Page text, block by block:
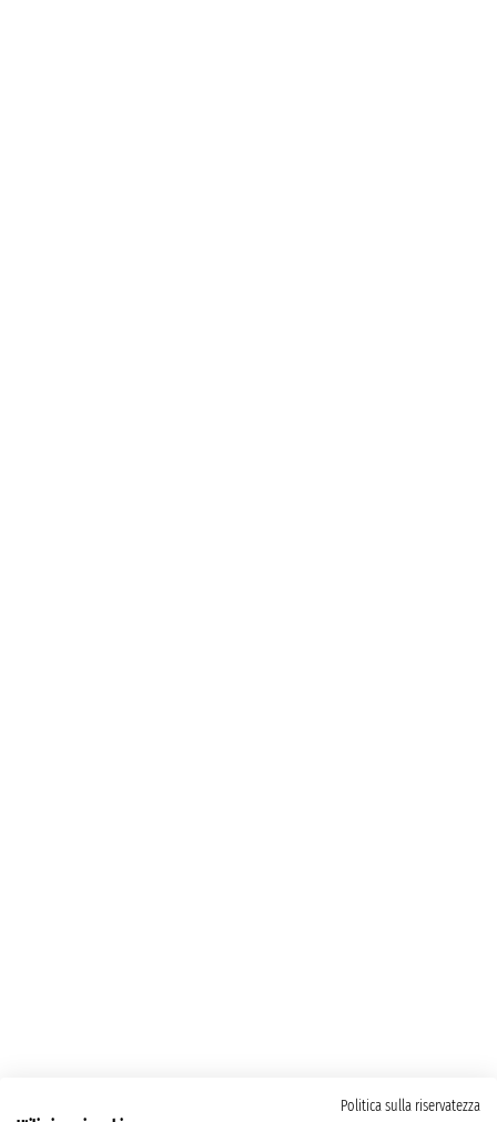
Politica sulla riservatezza